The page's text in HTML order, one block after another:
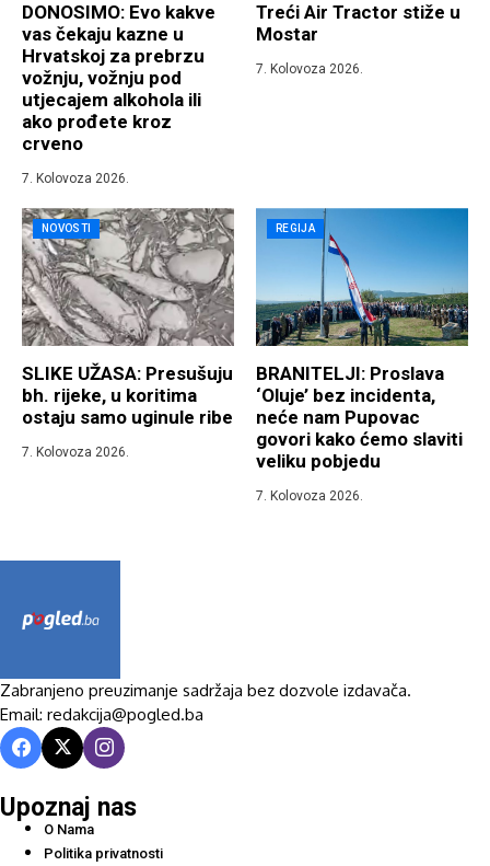
DONOSIMO: Evo kakve
vas čekaju kazne u
Hrvatskoj za prebrzu
vožnju, vožnju pod
utjecajem alkohola ili
ako prođete kroz
crveno
7. Kolovoza 2026.
Treći Air Tractor stiže u
Mostar
7. Kolovoza 2026.
NOVOSTI
SLIKE UŽASA: Presušuju
bh. rijeke, u koritima
ostaju samo uginule ribe
7. Kolovoza 2026.
REGIJA
BRANITELJI: Proslava
‘Oluje’ bez incidenta,
neće nam Pupovac
govori kako ćemo slaviti
veliku pobjedu
7. Kolovoza 2026.
Zabranjeno preuzimanje sadržaja bez dozvole izdavača.
Email: redakcija@pogled.ba
Upoznaj nas
O Nama
Politika privatnosti